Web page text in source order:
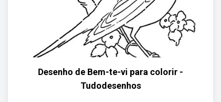
Desenho de Bem-te-vi para colorir -
Tudodesenhos